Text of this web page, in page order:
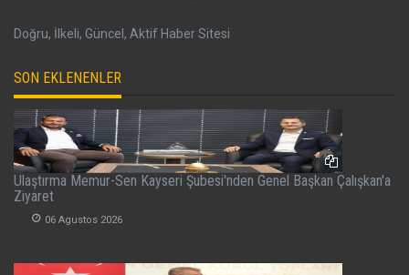
Doğru, İlkeli, Güncel, Aktif Haber Sitesi
SON EKLENENLER
Ulaştırma Memur-Sen Kayseri Şubesi'nden Genel Başkan Çalışkan'a
Ziyaret
06 Agustos 2026